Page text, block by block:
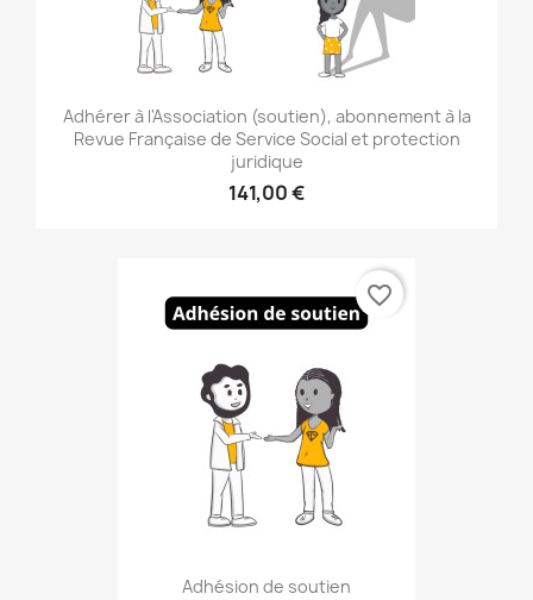
Adhérer à l'Association (soutien), abonnement à la
Revue Française de Service Social et protection
juridique
141,00 €
Adhésion de soutien
favorite_border